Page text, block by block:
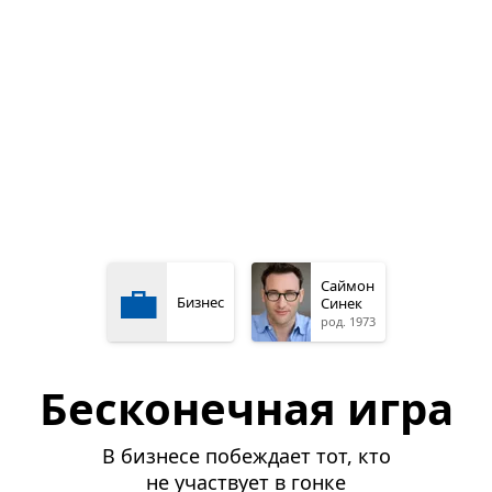
💼 Бизнес
Саймон
Синек
род. 1973
Бесконечная игра
В бизнесе побеждает тот, кто
не участвует в гонке